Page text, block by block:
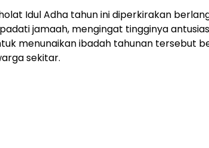
Idul Adha tahun ini diperkirakan
jamaah, mengingat tingginya
menunaikan ibadah tahunan tersebut
sekitar.